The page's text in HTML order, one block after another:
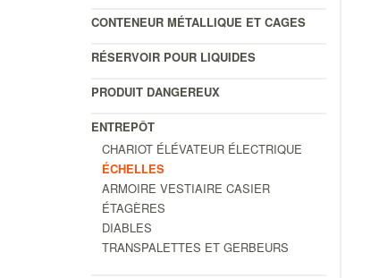
CONTENEUR MÉTALLIQUE ET CAGES
RÉSERVOIR POUR LIQUIDES
PRODUIT DANGEREUX
ENTREPÔT
CHARIOT ÉLÉVATEUR ÉLECTRIQUE
ÉCHELLES
ARMOIRE VESTIAIRE CASIER
ÉTAGÈRES
DIABLES
TRANSPALETTES ET GERBEURS